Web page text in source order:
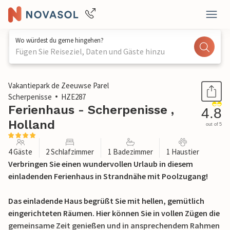
Wo würdest du gerne hingehen?
Fügen Sie Reiseziel, Daten und Gäste hinzu
1 / 34
Vakantiepark de Zeeuwse Parel
Scherpenisse
HZE287
Ferienhaus - Scherpenisse ,
Holland
4.8
out of 5
4 Gäste 2 Schlafzimmer 1 Badezimmer 1 Haustier
Verbringen Sie einen wundervollen Urlaub in diesem
einladenden Ferienhaus in Strandnähe mit Poolzugang!
Das einladende Haus begrüßt Sie mit hellen, gemütlich
eingerichteten Räumen. Hier können Sie in vollen Zügen die
gemeinsame Zeit genießen und in ansprechendem Rahmen